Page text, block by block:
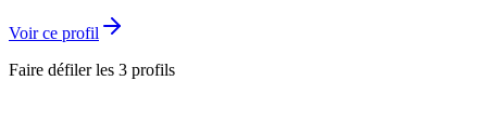
Voir ce profil
Faire défiler les 3 profils